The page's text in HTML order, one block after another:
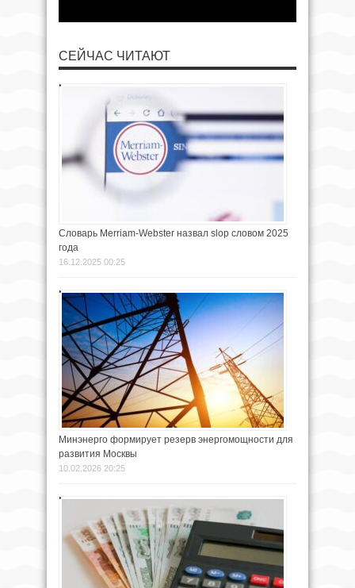
СЕЙЧАС ЧИТАЮТ
Словарь Merriam-Webster назвал slop словом 2025
года
16.12.2025 00:25
Минэнерго формирует резерв энергомощности для
развития Москвы
10.02.2026 20:25